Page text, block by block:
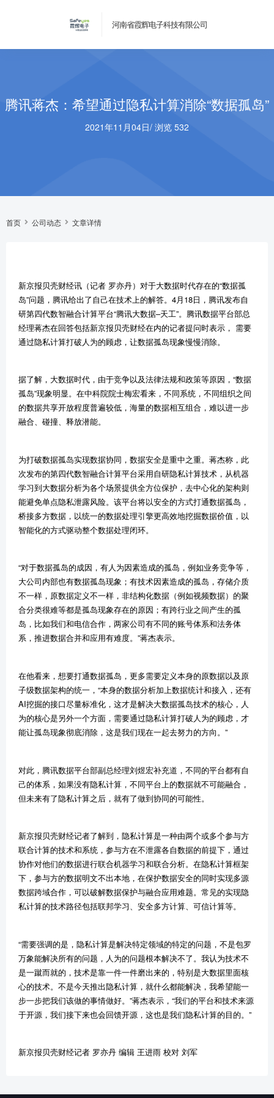
河南省霞辉电子科技有限公司
腾讯蒋杰：希望通过隐私计算消除“数据孤岛”
2021年11月04日/ 浏览 532
首页 公司动态 文章详情
新京报贝壳财经讯（记者 罗亦丹）对于大数据时代存在的“数据孤
岛”问题，腾讯给出了自己在技术上的解答。 4月18日，腾讯发布自
研第四代数智融合计算平台“腾讯大数据–天工”。腾讯数据平台部总
经理蒋杰在回答包括新京报贝壳财经在内的记者提问时表示， 需要
通过隐私计算打破人为的顾虑，让数据孤岛现象慢慢消除。
据了解，大数据时代，由于竞争以及法律法规和政策等原因， “数据
孤岛”现象明显。在中科院院士梅宏看来，不同系统，不同组织之间
的数据共享开放程度普遍较低，海量的数据相互组合，难以进一步
融合、碰撞、释放潜能。
为打破数据孤岛实现数据协同，数据安全是重中之重。蒋杰称，此
次发布的第四代数智融合计算平台采用自研隐私计算技术，从机器
学习到大数据分析为各个场景提供全方位保护，去中心化的架构则
能避免单点隐私泄露风险。该平台将以安全的方式打通数据孤岛，
桥接多方数据，以统一的数据处理引擎更高效地挖掘数据价值，以
智能化的方式驱动整个数据处理闭环。
“对于数据孤岛的成因 ， 有人为因素造成的孤岛，例如业务竞争等，
大公司内部也有数据孤岛现象；有技术因素造成的孤岛，存储介质
不一样，原数据定义不一样，非结构化数据（例如视频数据）的聚
合分类很难等都是孤岛现象存在的原因；有跨行业之间产生的孤
岛，比如我们和电信合作，两家公司有不同的账号体系和法务体
系，推进数据合并和应用有难度。 ”蒋杰表示。
在他看来，想要打通数据孤岛，更多需要定义本身的原数据以及原
子级数据架构的统一， “本身的数据分析加上数据统计和接入，还有
AI挖掘的接口尽量标准化，这才是解决大数据孤岛技术的核心，人
为的核心是另外一个方面，需要通过隐私计算打破人为的顾虑，才
能让孤岛现象彻底消除，这是我们现在一起去努力的方向。 ”
对此，腾讯数据平台部副总经理刘煜宏补充道，不同的平台都有自
己的体系，如果没有隐私计算，不同平台上的数据就不可能融合，
但未来有了隐私计算之后，就有了做到协同的可能性。
新京报贝壳财经记者了解到，隐私计算是一种由两个或多个参与方
联合计算的技术和系统，参与方在不泄露各自数据的前提下，通过
协作对他们的数据进行联合机器学习和联合分析。在隐私计算框架
下，参与方的数据明文不出本地，在保护数据安全的同时实现多源
数据跨域合作，可以破解数据保护与融合应用难题。常见的实现隐
私计算的技术路径包括联邦学习、安全多方计算、可信计算等。
“需要强调的是，隐私计算是解决特定领域的特定的问题，不是包罗
万象能解决所有的问题，人为的问题根本解决不了。我认为技术不
是一蹴而就的，技术是靠一件一件磨出来的，特别是大数据里面核
心的技术。不是今天推出隐私计算，就什么都能解决，我希望能一
步一步把我们该做的事情做好。 ”蒋杰表示， “我们的平台和技术来源
于开源，我们接下来也会回馈开源，这也是我们隐私计算的目的。 ”
新京报贝壳财经记者 罗亦丹 编辑 王进雨 校对 刘军